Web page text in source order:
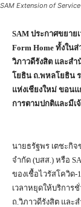
SAM Extension of
SAM ประกาศขยาย
Form Home ทั้งใน
วิภาวดีรังสิต และส
โยธิน ถ.พหลโยธิน
แห่งเชียงใหม่ ขอน
การตามปกติและมีเ
นายธรัฐพร เตชะกิ
จำกัด (บสส.) หรือ
ของเชื้อไวรัสโควิด
เวลาหยุดให้บริการ
ถ.วิภาวดีรังสิต และ